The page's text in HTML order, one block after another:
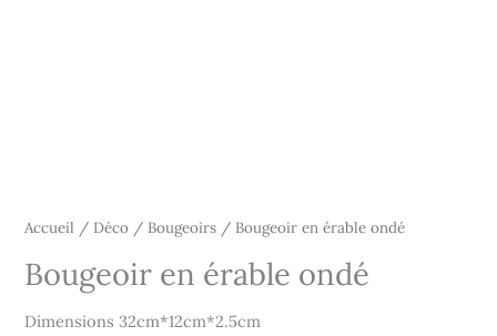
Accueil / Déco / Bougeoirs / Bougeoir en érable ondé
Bougeoir en érable ondé
Dimensions 32cm*12cm*2.5cm